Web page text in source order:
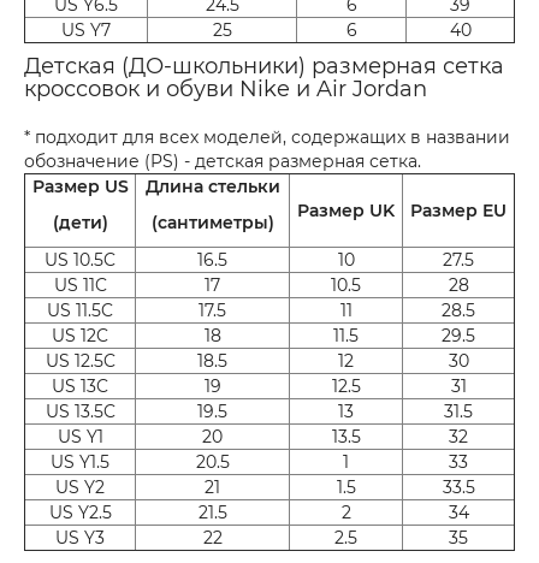
US Y6.5 24.5 6
39
US Y7
25 6 40
Детская (ДО-школьники) размерная сетка
кроссовок и обуви Nike и Air Jordan
* подходит для всех моделей, содержащих в названии
обозначение (PS) - детская размерная сетка.
Размер US
(дети)
Длина стельки
(сантиметры)
Размер UK Размер EU
US 10.5C 16.5 10
27.5
US 11C
17 10.5
28
US 11.5C
17.5 11
28.5
US 12C
18 11.5
29.5
US 12.5C
18.5 12
30
US 13C
19 12.5
31
US 13.5C
19.5 13
31.5
US Y1
20 13.5
32
US Y1.5
20.5 1
33
US Y2
21 1.5
33.5
US Y2.5
21.5 2
34
US Y3
22 2.5 35